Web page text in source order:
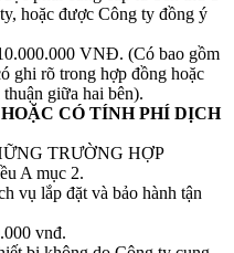
hoặc được Công ty đồng ý
VNĐ. (Có bao gồm
ghi rõ trong hợp đồng hoặc
giữa hai bên).
CÓ TÍNH PHÍ DỊCH
TRƯỜNG HỢP
A mục 2.
vụ lắp đặt và bảo hành tận
vnđ.